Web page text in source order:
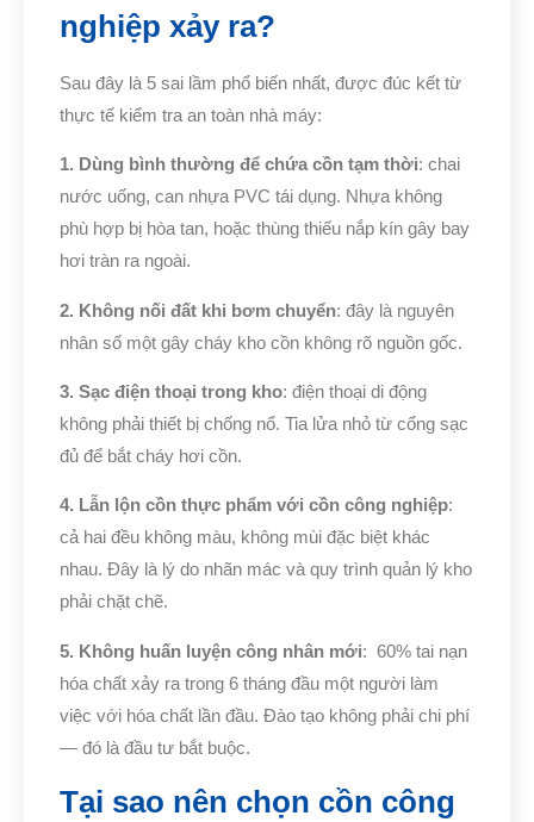
nghiệp xảy ra?
Sau đây là 5 sai lầm phổ biến nhất, được đúc kết từ
thực tế kiểm tra an toàn nhà máy:
1. Dùng bình thường để chứa cồn tạm thời: chai
nước uống, can nhựa PVC tái dụng. Nhựa không
phù hợp bị hòa tan, hoặc thùng thiếu nắp kín gây bay
hơi tràn ra ngoài.
2. Không nối đất khi bơm chuyển: đây là nguyên
nhân số một gây cháy kho cồn không rõ nguồn gốc.
3. Sạc điện thoại trong kho: điện thoại di động
không phải thiết bị chống nổ. Tia lửa nhỏ từ cổng sạc
đủ để bắt cháy hơi cồn.
4. Lẫn lộn cồn thực phẩm với cồn công nghiệp:
cả hai đều không màu, không mùi đặc biệt khác
nhau. Đây là lý do nhãn mác và quy trình quản lý kho
phải chặt chẽ.
5. Không huấn luyện công nhân mới: 60% tai nạn
hóa chất xảy ra trong 6 tháng đầu một người làm
việc với hóa chất lần đầu. Đào tạo không phải chi phí
— đó là đầu tư bắt buộc.
Tại sao nên chọn cồn công